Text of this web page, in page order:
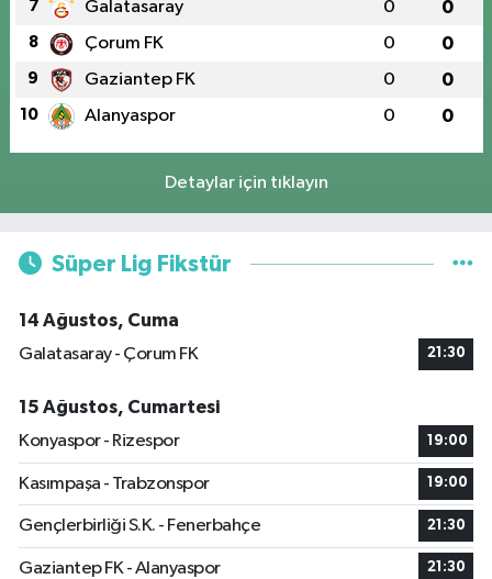
7 Galatasaray 0 0
8 Çorum FK 0 0
9 Gaziantep FK 0 0
10 Alanyaspor 0 0
Detaylar için tıklayın
Süper Lig Fikstür
14 Ağustos, Cuma
Galatasaray - Çorum FK
21:30
15 Ağustos, Cumartesi
Konyaspor - Rizespor
19:00
Kasımpaşa - Trabzonspor 19:00
Gençlerbirliği S.K. - Fenerbahçe 21:30
Gaziantep FK - Alanyaspor 21:30